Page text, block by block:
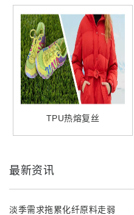
TPU热熔复丝
最新资讯
淡季需求拖累化纤原料走弱